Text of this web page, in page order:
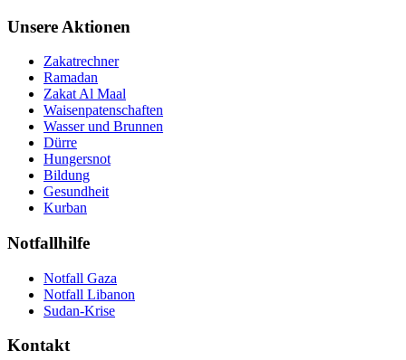
Unsere Aktionen
Zakatrechner
Ramadan
Zakat Al Maal
Waisenpatenschaften
Wasser und Brunnen
Dürre
Hungersnot
Bildung
Gesundheit
Kurban
Notfallhilfe
Notfall Gaza
Notfall Libanon
Sudan-Krise
Kontakt